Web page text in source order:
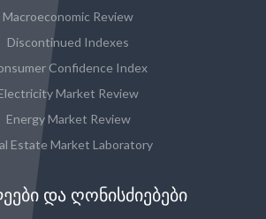
Macroeconomic Review
Discontinued Indexes
Confidence Index
Market Review
Energy Market Review
Estate Market Laboratory
ᲓᲐ ᲦᲝᲜᲘᲡᲫᲘᲔᲑᲔᲑᲘ